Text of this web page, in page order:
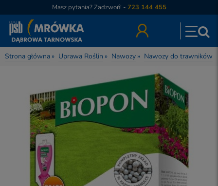
Masz pytania? Zadzwoń! - 723 144 455
Strona główna » Uprawa Roślin » Nawozy » Nawozy do trawników